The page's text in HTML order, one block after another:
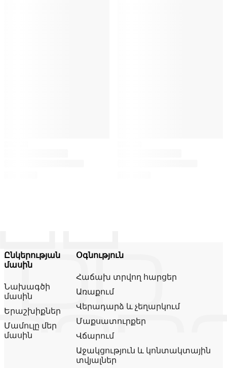
Ընկերության
մասին
Նախագծի
մասին
Երաշխիքներ
Մամուլը մեր
մասին
Օգնություն
Հաճախ տրվող հարցեր
Առաքում
Վերադարձ և չեղարկում
Մաքսատուրքեր
Վճարում
Աջակցություն և կոնտակտային
տվյալներ